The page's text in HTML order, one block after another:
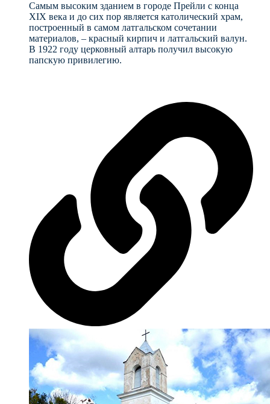
Самым высоким зданием в городе Прейли с конца
XIX века и до сих пор является католический храм,
построенный в самом латгальском сочетании
материалов, – красный кирпич и латгальский валун.
В 1922 году церковный алтарь получил высокую
папскую привилегию.